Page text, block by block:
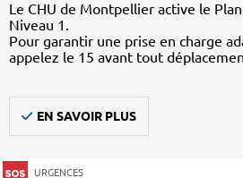
Le CHU de Montpellier active le
Niveau 1.
Pour garantir une prise en charge
appelez le 15 avant tout
EN SAVOIR PLUS
URGENCES